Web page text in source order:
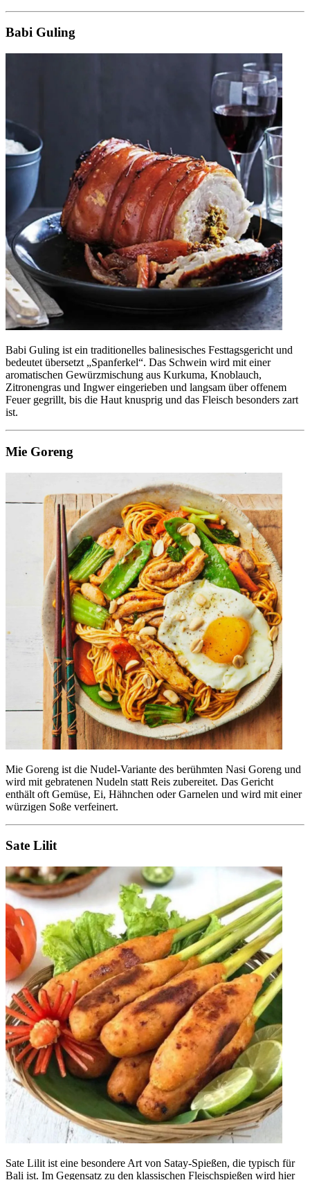
Babi Guling
Babi Guling ist ein traditionelles balinesisches Festtagsgericht und
bedeutet übersetzt „Spanferkel“. Das Schwein wird mit einer
aromatischen Gewürzmischung aus Kurkuma, Knoblauch,
Zitronengras und Ingwer eingerieben und langsam über offenem
Feuer gegrillt, bis die Haut knusprig und das Fleisch besonders zart
ist.
Mie Goreng
Mie Goreng ist die Nudel-Variante des berühmten Nasi Goreng und
wird mit gebratenen Nudeln statt Reis zubereitet. Das Gericht
enthält oft Gemüse, Ei, Hähnchen oder Garnelen und wird mit einer
würzigen Soße verfeinert.
Sate Lilit
Sate Lilit ist eine besondere Art von Satay-Spießen, die typisch für
Bali ist. Im Gegensatz zu den klassischen Fleischspießen wird hier